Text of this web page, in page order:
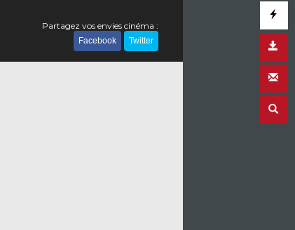
Partagez vos envies cinéma :
Facebook Twitter